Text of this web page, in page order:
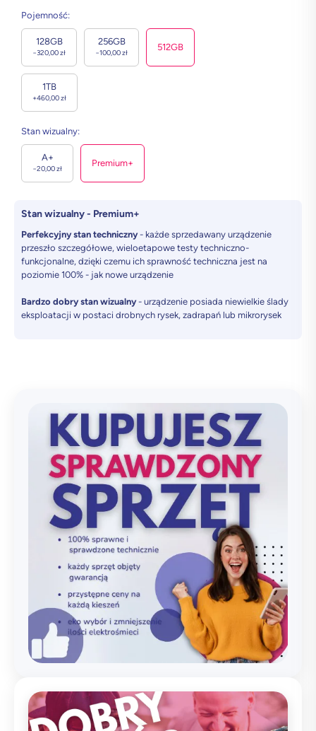
Pojemność:
128GB
−320,00zł
256GB
−100,00zł
512GB
1TB
+460,00zł
Stan wizualny:
A+
−20,00zł
Premium+
Stan wizualny - Premium+
Perfekcyjny stan techniczny- każde sprzedawany urządzenie
przeszło szczegółowe, wieloetapowe testy techniczno-
funkcjonalne, dzięki czemu ich sprawność techniczna jest na
poziomie 100% - jak nowe urządzenie
Bardzo dobry stan wizualny- urządzenie posiada niewielkie ślady
eksploatacji w postaci drobnych rysek, zadrapań lub mikrorysek